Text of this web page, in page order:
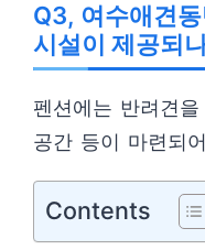
Q3, 여수애견
시설이 제공되
펜션에는 반려견
공간 등이 마련되
Contents